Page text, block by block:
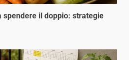
spendere il doppio: strategie